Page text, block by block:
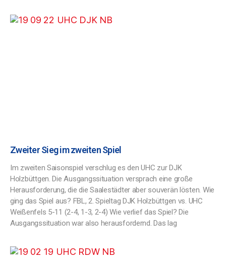
Zweiter Sieg im zweiten Spiel
Im zweiten Saisonspiel verschlug es den UHC zur DJK
Holzbüttgen. Die Ausgangssituation versprach eine große
Herausforderung, die die Saalestädter aber souverän lösten. Wie
ging das Spiel aus? FBL, 2. Spieltag DJK Holzbüttgen vs. UHC
Weißenfels 5-11 (2-4, 1-3, 2-4) Wie verlief das Spiel? Die
Ausgangssituation war also herausfordernd. Das lag